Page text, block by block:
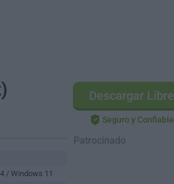
Descargar Libre
Seguro y Confiable
Patrocinado
/ Windows 11